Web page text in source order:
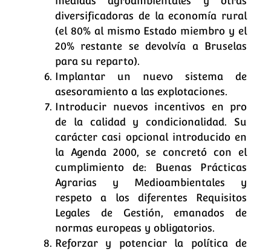
diversificadoras de la economía rural
(el 80% al mismo Estado miembro y el
20% restante se devolvía a Bruselas
para su reparto).
Implantar un nuevo sistema de
asesoramiento a las explotaciones.
Introducir nuevos incentivos en pro
de la calidad y condicionalidad. Su
carácter casi opcional introducido en
la Agenda 2000, se concretó con el
cumplimiento de: Buenas Prácticas
Agrarias y Medioambientales y
respeto a los diferentes Requisitos
Legales de Gestión, emanados de
normas europeas y obligatorios.
Reforzar y potenciar la política de